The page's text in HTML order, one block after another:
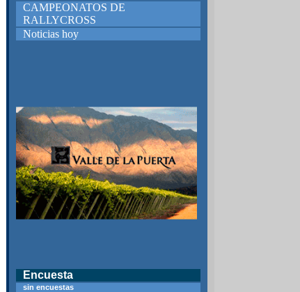
CAMPEONATOS DE
RALLYCROSS
Noticias hoy
Encuesta
sin encuestas